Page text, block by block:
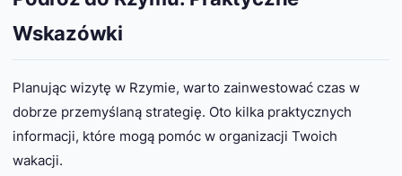
Wskazówki
Planując wizytę w Rzymie, warto zainwestować czas w
dobrze przemyślaną strategię. Oto kilka praktycznych
informacji, które mogą pomóc w organizacji Twoich
wakacji.